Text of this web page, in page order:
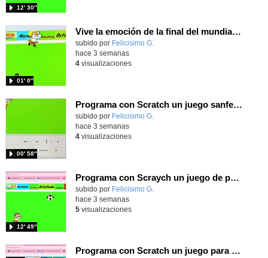
12′ 30″
Vive la emoción de la final del mundial 2026, programando con Scratch un juego de toques.
Contenido educativo.
subido por Felicisimo G.
01′ 0″
hace 3 semanas
4visualizaciones
Programa con Scratch un juego sanferminero con Mikel Merino evitando toros y dando toques al balón.
Contenido educativo.
subido por Felicisimo G.
00′ 58″
hace 3 semanas
4visualizaciones
Programa con Scraych un juego de persecuciones sanfermineras y añade dificultad conduciendo un balón.
Contenido educativo.
subido por Felicisimo G.
12′ 49″
hace 3 semanas
5visualizaciones
Programa con Scratch un juego para vivir la emoción de los centros desde la banda de España